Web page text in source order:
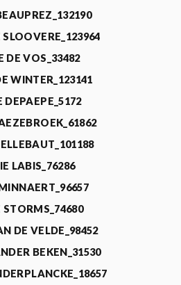
DE VOS_33482
WINTER_123141
DEPAEPE_5172
LABIS_76286
STORMS_74680
DE VELDE_98452
BEKEN_31530